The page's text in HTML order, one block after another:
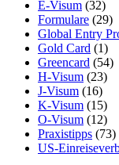
E-Visum (32)
Formulare (29)
Global Entry
Gold Card (1)
Greencard (54)
H-Visum (23)
J-Visum (16)
K-Visum (15)
O-Visum (12)
Praxistipps (73)
US-